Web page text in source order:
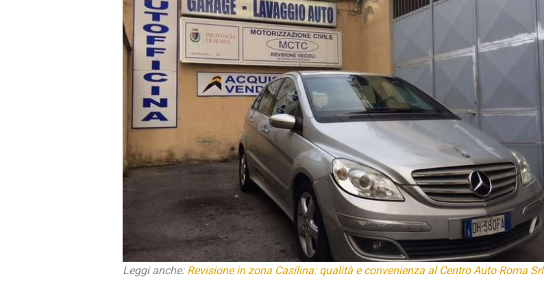
Leggi anche: Revisione in zona Casilina: qualità e convenienza al Centro Auto Roma Srl